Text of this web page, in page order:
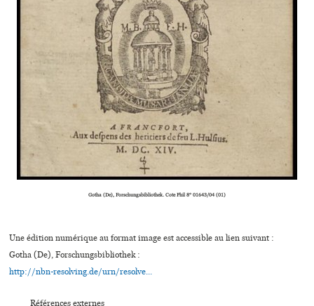
Gotha (De), Forschungsbibliothek. Cote Phil 8° 01643/04 (01)
Une édition numérique au format image est accessible au lien suivant :
Gotha (De), Forschungsbibliothek :
http://nbn-resolving.de/urn/resolve...
Références externes